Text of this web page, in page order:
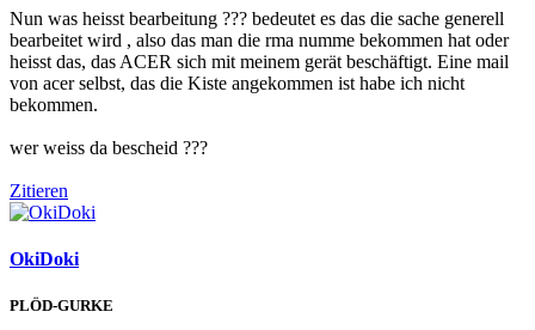
Nun was heisst bearbeitung ??? bedeutet es das die sache generell
bearbeitet wird , also das man die rma numme bekommen hat oder
heisst das, das ACER sich mit meinem gerät beschäftigt. Eine mail
von acer selbst, das die Kiste angekommen ist habe ich nicht
bekommen.
wer weiss da bescheid ???
Zitieren
OkiDoki
PLÖD-GURKE